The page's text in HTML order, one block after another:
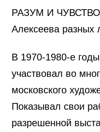
РАЗУМ И
Алексеева разных
В 1970-1980-е
участвовал во
московского
Показывал свои
разрешенной